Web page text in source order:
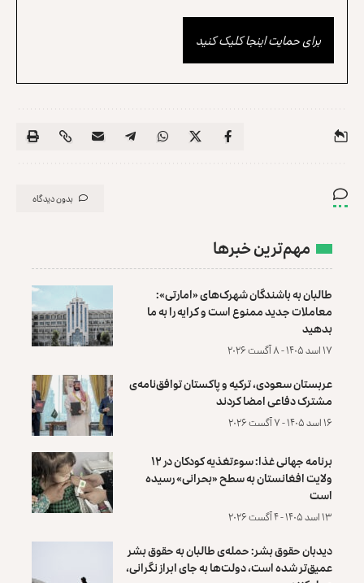
برای حمایت اینجا کلیک کنید
بدون دیدگاه
مهم‌ترین خبرها
طالبان به باشندگان شهرک‌های «امارتی»:
معاملات جدید ممنوع است و کرایه را به ما
بدهید
۱۷ اسد ۱۴۰۵ - ۸ آگست ۲۰۲۶
عربستان سعودی، ترکیه و پاکستان توافق‌نامه‌ی
مشترک دفاعی امضا کردند
۱۶ اسد ۱۴۰۵ - ۷ آگست ۲۰۲۶
برنامه جهانی غذا: سوءتغذیه کودکان در ۱۲
ولایت افغانستان به سطح «بحرانی» رسیده
است
۱۳ اسد ۱۴۰۵ - ۴ آگست ۲۰۲۶
دیدبان حقوق بشر: حمله‌ی طالبان به حقوق بشر
عمیق‌تر شده است، دولت‌ها به جای ابراز نگرانی،